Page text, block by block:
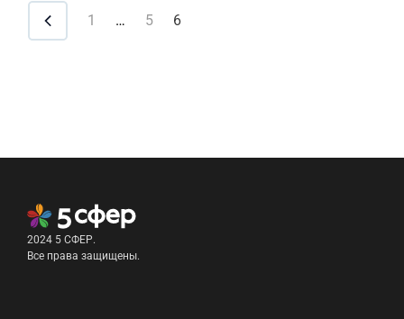
1 … 5 6
2024 5 СФЕР.
Все права защищены.